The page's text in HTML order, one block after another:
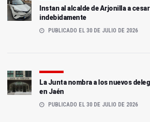
Instan al alcalde de Arjonilla a
indebidamente
PUBLICADO EL 30 DE JULIO DE 2026
La Junta nombra a los nuevos
en Jaén
PUBLICADO EL 30 DE JULIO DE 2026